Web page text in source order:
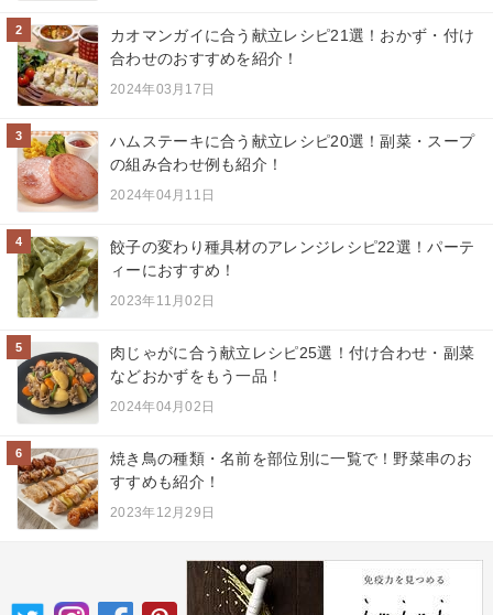
2
カオマンガイに合う献立レシピ21選！おかず・付け
合わせのおすすめを紹介！
2024年03月17日
3
ハムステーキに合う献立レシピ20選！副菜・スープ
の組み合わせ例も紹介！
2024年04月11日
4
餃子の変わり種具材のアレンジレシピ22選！パーテ
ィーにおすすめ！
2023年11月02日
5
肉じゃがに合う献立レシピ25選！付け合わせ・副菜
などおかずをもう一品！
2024年04月02日
6
焼き鳥の種類・名前を部位別に一覧で！野菜串のお
すすめも紹介！
2023年12月29日